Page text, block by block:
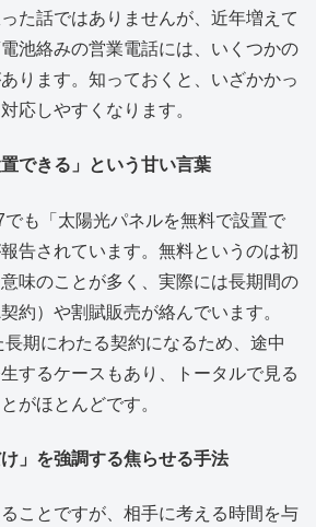
た話ではありませんが、近年増えて
池絡みの営業電話には、いくつかの
ります。知っておくと、いざかかっ
応しやすくなります。
できる」という甘い言葉
も「太陽光パネルを無料で設置で
告されています。無料というのは初
味のことが多く、実際には長期間の
約）や割賦販売が絡んでいます。
期にわたる契約になるため、途中
するケースもあり、トータルで見る
がほとんどです。
け」を強調する焦らせる手法
ことですが、相手に考える時間を与